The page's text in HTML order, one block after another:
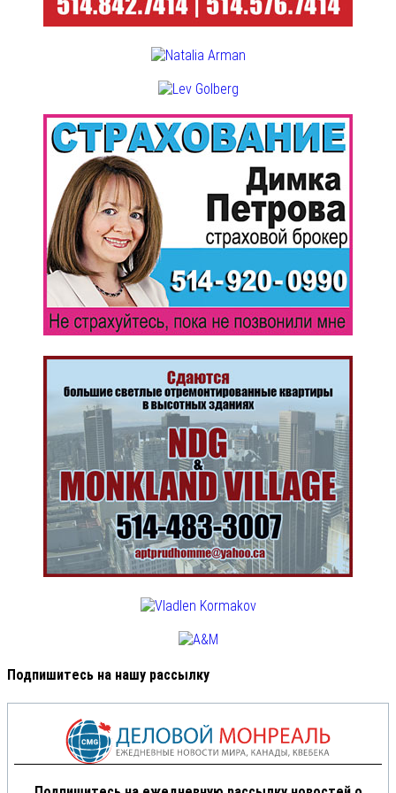
Подпишитесь на нашу рассылку